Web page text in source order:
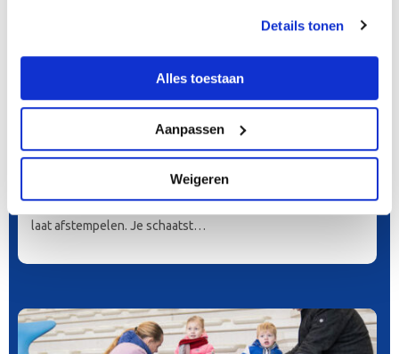
Details tonen
Alles toestaan
Aanpassen
Weigeren
“11-Stedentocht” De Meent
Speciaal voor scholieren in het voortgezet onderwijs
kennen wij een 11-Stedentocht. Je schaatst diverse rondjes
op de 400-meterbaan waarbij je onderweg je stempelkaart
laat afstempelen. Je schaatst…